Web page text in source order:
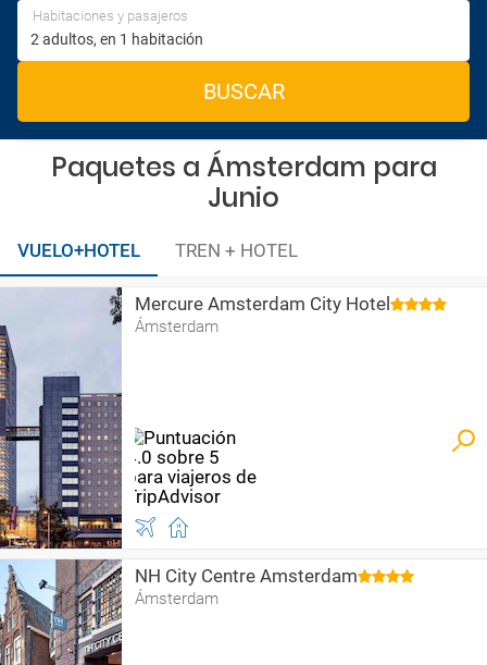
Habitaciones y pasajeros
BUSCAR
Paquetes a Ámsterdam para
Junio
VUELO+HOTEL TREN + HOTEL
Mercure Amsterdam City Hotel
Ámsterdam
NH City Centre Amsterdam
Ámsterdam